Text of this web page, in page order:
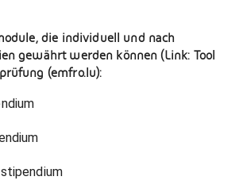
die individuell und nach
gewährt werden können (Link: Tool
(emfro.lu):